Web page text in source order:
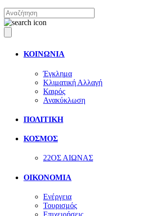
ΚΟΙΝΩΝΙΑ
Έγκλημα
Κλιματική Αλλαγή
Καιρός
Ανακύκλωση
ΠΟΛΙΤΙΚΗ
ΚΟΣΜΟΣ
22ΟΣ ΑΙΩΝΑΣ
ΟΙΚΟΝΟΜΙΑ
Ενέργεια
Τουρισμός
Επιχειρήσεις